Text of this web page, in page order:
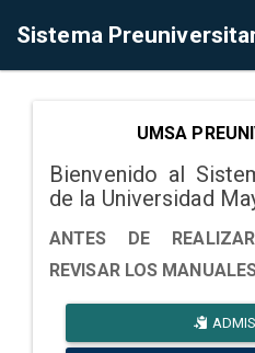
Sistema
UMSA
Bienvenido al
de la Universidad
ANTES DE
REVISAR LOS